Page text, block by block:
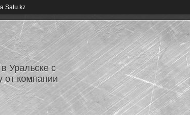
Satu.kz
Уральске с
от компании